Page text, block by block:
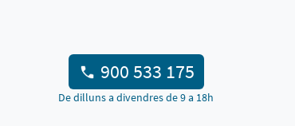
900 533 175
De dilluns a divendres de 9 a 18h